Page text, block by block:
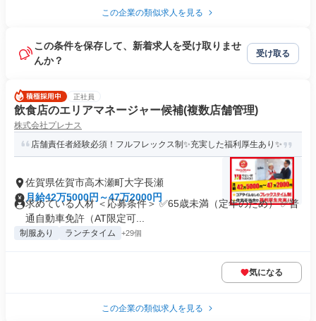
この企業の類似求人を見る
この条件を保存して、新着求人を受け取りませ
んか？
受け取る
正社員
飲食店のエリアマネージャー候補(複数店舗管理)
株式会社プレナス
店舗責任者経験必須！フルフレックス制✨充実した福利厚生あり✨
佐賀県佐賀市高木瀬町大字長瀬
月給42万5000円～47万2000円
求めている人材 ＜応募条件＞ ✅65歳未満（定年のため） ✅普
通自動車免許（AT限定可...
制服あり ランチタイム +29個
気になる
この企業の類似求人を見る